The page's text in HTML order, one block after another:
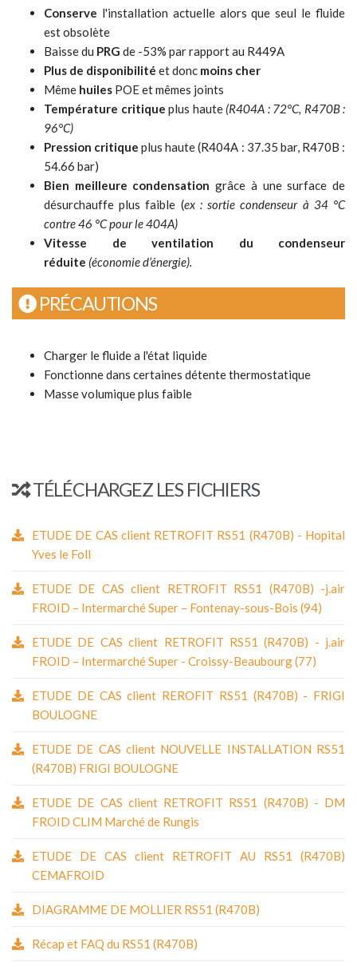
Conserve l'installation actuelle alors que seul le fluide
est obsolète
Baisse du PRG de -53% par rapport au R449A
Plus de disponibilité et donc moins cher
Même huiles POE et mêmes joints
Température critique plus haute (R404A : 72°C, R470B :
96°C)
Pression critique plus haute (R404A : 37.35 bar, R470B :
54.66 bar)
Bien meilleure condensation grâce à une surface de
désurchauffe plus faible (ex : sortie condenseur à 34 °C
contre 46 °C pour le 404A)
Vitesse de ventilation du condenseur
réduite (économie d’énergie).
PRÉCAUTIONS
Charger le fluide a l'état liquide
Fonctionne dans certaines détente thermostatique
Masse volumique plus faible
TÉLÉCHARGEZ LES FICHIERS
ETUDE DE CAS client RETROFIT RS51 (R470B) - Hopital
Yves le Foll
ETUDE DE CAS client RETROFIT RS51 (R470B) -j.air
FROID – Intermarché Super – Fontenay-sous-Bois (94)
ETUDE DE CAS client RETROFIT RS51 (R470B) - j.air
FROID – Intermarché Super - Croissy-Beaubourg (77)
ETUDE DE CAS client REROFIT RS51 (R470B) - FRIGI
BOULOGNE
ETUDE DE CAS client NOUVELLE INSTALLATION RS51
(R470B) FRIGI BOULOGNE
ETUDE DE CAS client RETROFIT RS51 (R470B) - DM
FROID CLIM Marché de Rungis
ETUDE DE CAS client RETROFIT AU RS51 (R470B)
CEMAFROID
DIAGRAMME DE MOLLIER RS51 (R470B)
Récap et FAQ du RS51 (R470B)